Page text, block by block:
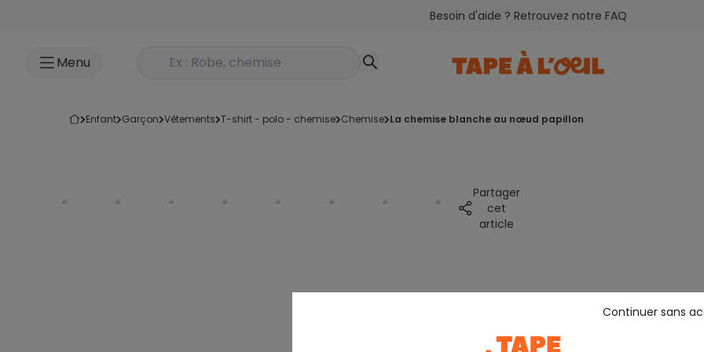
Besoin d'aide ? Retrouvez notre FAQ
Menu Rechercher un produit
enfant garçon vêtements t-shirt - polo - chemise chemise la chemise blanche au nœud papillon
Partager
cet
article
Continuer sans